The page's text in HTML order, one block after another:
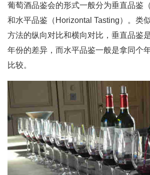
葡萄酒品鉴会的形式一般分为垂直品鉴
和水平品鉴（Horizontal Tasting）。类
方法的纵向对比和横向对比，垂直品鉴
年份的差异，而水平品鉴一般是拿同个
比较。